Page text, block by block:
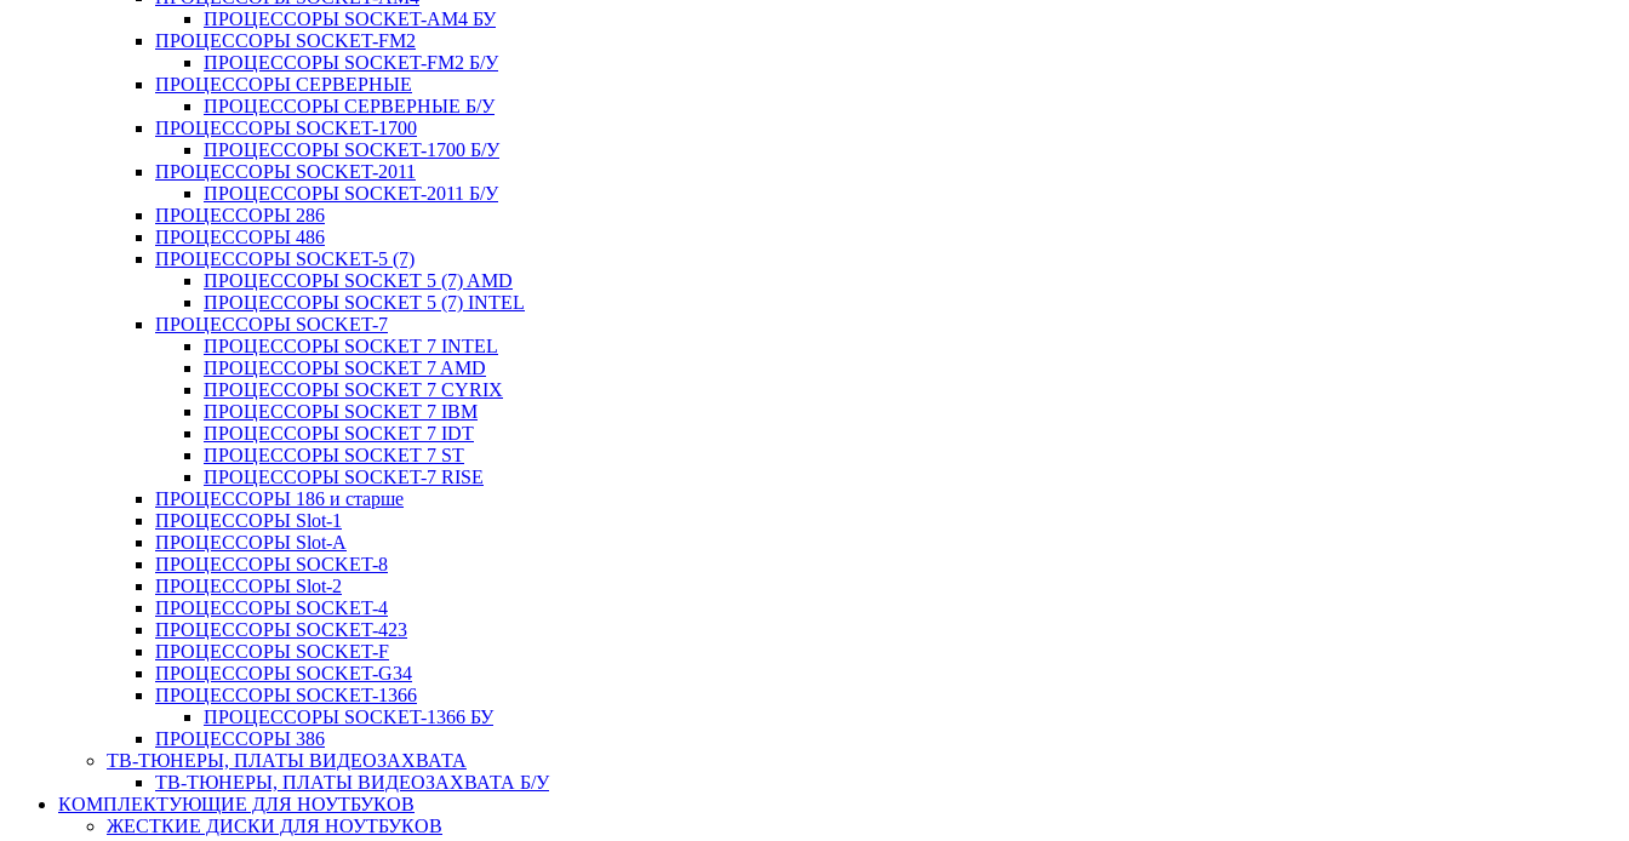
ПРОЦЕССОРЫ SOCKET-AM4 БУ
ПРОЦЕССОРЫ SOCKET-FM2
ПРОЦЕССОРЫ SOCKET-FM2 Б/У
ПРОЦЕССОРЫ СЕРВЕРНЫЕ
ПРОЦЕССОРЫ СЕРВЕРНЫЕ Б/У
ПРОЦЕССОРЫ SOCKET-1700
ПРОЦЕССОРЫ SOCKET-1700 Б/У
ПРОЦЕССОРЫ SOCKET-2011
ПРОЦЕССОРЫ SOCKET-2011 Б/У
ПРОЦЕССОРЫ 286
ПРОЦЕССОРЫ 486
ПРОЦЕССОРЫ SOCKET-5 (7)
ПРОЦЕССОРЫ SOCKET 5 (7) AMD
ПРОЦЕССОРЫ SOCKET 5 (7) INTEL
ПРОЦЕССОРЫ SOCKET-7
ПРОЦЕССОРЫ SOCKET 7 INTEL
ПРОЦЕССОРЫ SOCKET 7 AMD
ПРОЦЕССОРЫ SOCKET 7 CYRIX
ПРОЦЕССОРЫ SOCKET 7 IBM
ПРОЦЕССОРЫ SOCKET 7 IDT
ПРОЦЕССОРЫ SOCKET 7 ST
ПРОЦЕССОРЫ SOCKET-7 RISE
ПРОЦЕССОРЫ 186 и старше
ПРОЦЕССОРЫ Slot-1
ПРОЦЕССОРЫ Slot-A
ПРОЦЕССОРЫ SOCKET-8
ПРОЦЕССОРЫ Slot-2
ПРОЦЕССОРЫ SOCKET-4
ПРОЦЕССОРЫ SOCKET-423
ПРОЦЕССОРЫ SOCKET-F
ПРОЦЕССОРЫ SOCKET-G34
ПРОЦЕССОРЫ SOCKET-1366
ПРОЦЕССОРЫ SOCKET-1366 БУ
ПРОЦЕССОРЫ 386
ТВ-ТЮНЕРЫ, ПЛАТЫ ВИДЕОЗАХВАТА
ТВ-ТЮНЕРЫ, ПЛАТЫ ВИДЕОЗАХВАТА Б/У
КОМПЛЕКТУЮЩИЕ ДЛЯ НОУТБУКОВ
ЖЕСТКИЕ ДИСКИ ДЛЯ НОУТБУКОВ